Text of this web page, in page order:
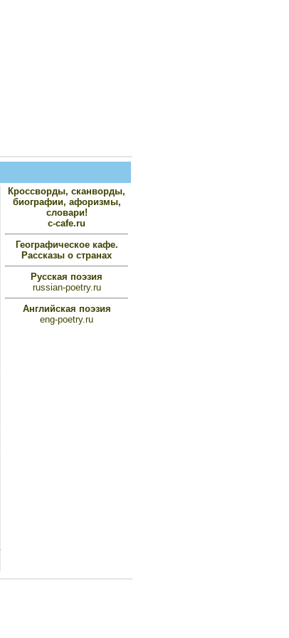
Кроссворды, сканворды,
биографии, афоризмы,
словари!
c-cafe.ru
Географическое кафе.
Рассказы о странах
Русская поэзия
russian-poetry.ru
Английская поэзия
eng-poetry.ru